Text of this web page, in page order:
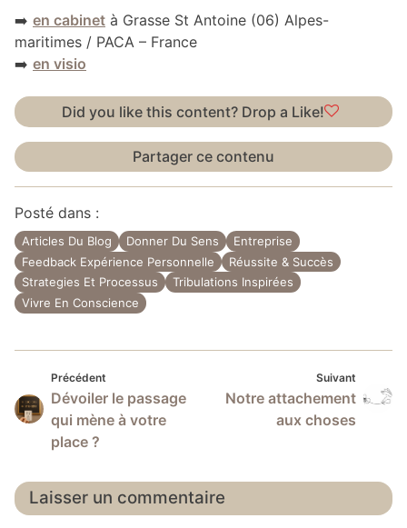
➡️ en cabinet à Grasse St Antoine (06) Alpes-
maritimes / PACA – France
➡️ en visio
Did you like this content? Drop a Like!
Partager ce contenu
Posté dans :
Articles Du Blog Donner Du Sens
Entreprise
Feedback Expérience Personnelle
Réussite & Succès
Strategies Et Processus
Tribulations Inspirées
Vivre En Conscience
Navigation
de
l’article
Précédent
Dévoiler le passage
qui mène à votre
place ?
Suivant
Notre attachement
aux choses
Laisser un commentaire